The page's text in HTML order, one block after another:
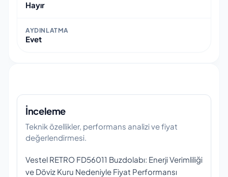
Hayır
AYDINLATMA
Evet
İnceleme
Teknik özellikler, performans analizi ve fiyat
değerlendirmesi.
Vestel RETRO FD56011 Buzdolabı: Enerji Verimliliği
ve Döviz Kuru Nedeniyle Fiyat Performansı